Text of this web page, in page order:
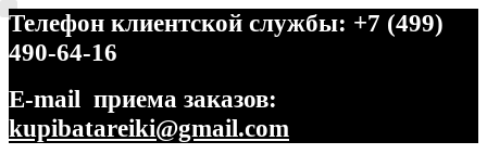
Телефон клиентской службы: +7 (499)
490-64-16
E-mail приема заказов:
kupibatareiki@gmail.com